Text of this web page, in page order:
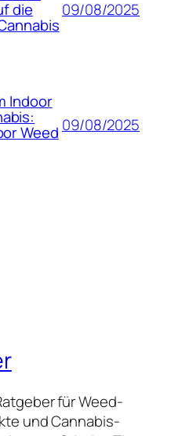
die 09/08/2025
Indoor
Weed 09/08/2025
für Weed-
und Cannabis-